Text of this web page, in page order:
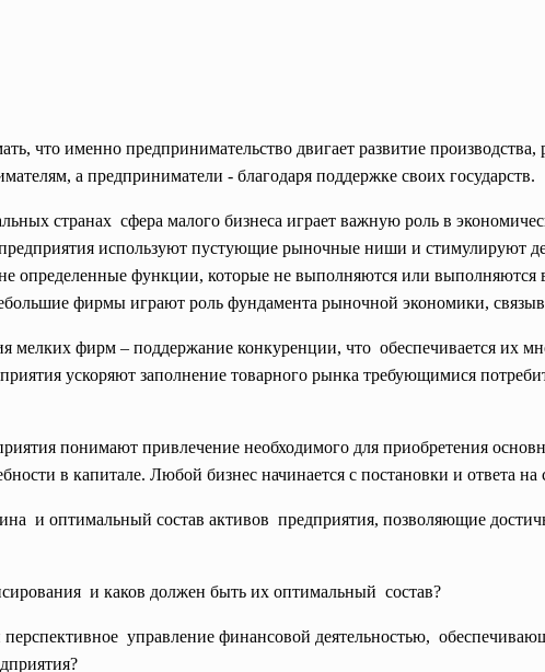
что именно предпринимательство двигает развитие
а предприниматели - благодаря поддержке своих государств.
странах сфера малого бизнеса играет важную роль в
используют пустующие рыночные ниши и стимулируют
определенные функции, которые не выполняются или выполняются
фирмы играют роль фундамента рыночной экономики,
фирм – поддержание конкуренции, что обеспечивается их
ускоряют заполнение товарного рынка требующимися
понимают привлечение необходимого для приобретения
в капитале. Любой бизнес начинается с постановки и ответа
и оптимальный состав активов предприятия, позволяющие
и каков должен быть их оптимальный состав?
перспективное управление финансовой деятельностью,